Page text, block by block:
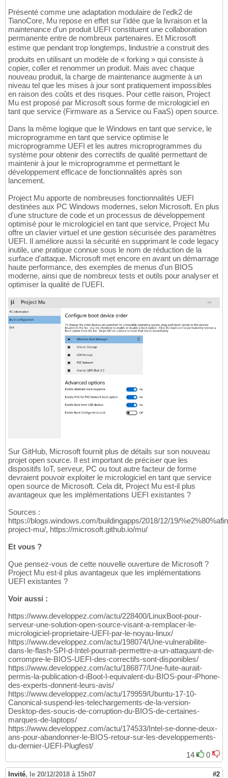
Présenté comme une adaptation modulaire de l'edk2 de
TianoCore, Mu repose en effet sur l'idée que la livraison et la
maintenance d'un produit UEFI constituent une collaboration
permanente entre de nombreux partenaires. Et Microsoft
estime que pendant trop longtemps, lindustrie a construit des
produits en utilisant un modèle de « forking » qui consiste à
copier, coller et renommer un produit. Mais avec chaque
nouveau produit, la charge de maintenance augmente à un
niveau tel que les mises à jour sont pratiquement impossibles
en raison des coûts et des risques. Pour cette raison, Project
Mu est proposé par Microsoft sous forme de micrologiciel en
tant que service (Firmware as a Service ou FaaS) open source.
Dans la même logique que le Windows en tant que service, le
microprogramme en tant que service optimise le
microprogramme UEFI et les autres microprogrammes du
système pour obtenir des correctifs de qualité permettant de
maintenir à jour le microprogramme et permettant le
développement efficace de fonctionnalités après son
lancement.
Project Mu apporte de nombreuses fonctionnalités UEFI
destinées aux PC Windows modernes, selon Microsoft. En plus
d'une structure de code et un processus de développement
optimisé pour le micrologiciel en tant que service, Project Mu
offre un clavier virtuel et une gestion sécurisée des paramètres
UEFI. Il améliore aussi la sécurité en supprimant le code legacy
inutile, une pratique connue sous le nom de réduction de la
surface d'attaque. Microsoft met encore en avant un démarrage
haute performance, des exemples de menus d'un BIOS
moderne, ainsi que de nombreux tests et outils pour analyser et
optimiser la qualité de l'UEFI.
Sur GitHub, Microsoft fournit plus de détails sur son nouveau
projet open source. Il est important de préciser que les
dispositifs IoT, serveur, PC ou tout autre facteur de forme
devraient pouvoir exploiter le micrologiciel en tant que service
open source de Microsoft. Cela dit, Project Mu est-il plus
avantageux que les implémentations UEFI existantes ?
Sources :
https://blogs.windows.com/buildingapps/2018/12/19/
project-mu/, https://microsoft.github.io/mu/
Et vous ?
Que pensez-vous de cette nouvelle ouverture de Microsoft ?
Project Mu est-il plus avantageux que les implémentations
UEFI existantes ?
Voir aussi :
https://www.developpez.com/actu/228400/LinuxBoot-pour-
serveur-une-solution-open-source-visant-a-remplacer-le-
micrologiciel-proprietaire-UEFI-par-le-noyau-linux/
https://www.developpez.com/actu/198074/Une-vulnerabilite-
dans-le-flash-SPI-d-Intel-pourrait-permettre-a-un-attaquant-de-
corrompre-le-BIOS-UEFI-des-correctifs-sont-disponibles/
https://www.developpez.com/actu/186877/Une-fuite-aurait-
permis-la-publication-d-iBoot-l-equivalent-du-BIOS-pour-iPhone-
des-experts-donnent-leurs-avis/
https://www.developpez.com/actu/179959/Ubuntu-17-10-
Canonical-suspend-les-telechargements-de-la-version-
Desktop-des-soucis-de-corruption-du-BIOS-de-certaines-
marques-de-laptops/
https://www.developpez.com/actu/174533/Intel-se-donne-deux-
ans-pour-abandonner-le-BIOS-retour-sur-les-developpements-
du-dernier-UEFI-Plugfest/
14
0
Invité, le 20/12/2018 à 15h07 #2